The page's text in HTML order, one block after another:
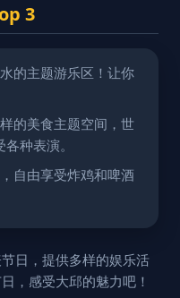
3
的主题游乐区！让你
的美食主题空间，世
种表演。
自由享受炸鸡和啤酒
日，提供多样的娱乐活
，感受大邱的魅力吧！